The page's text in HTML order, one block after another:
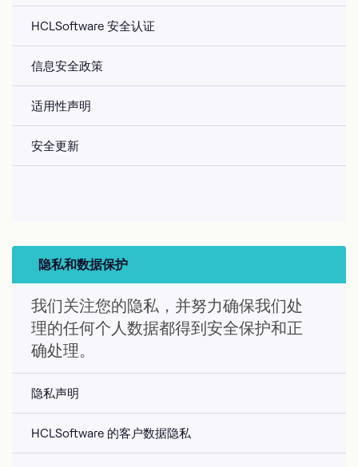
HCLSoftware 安全认证
信息安全政策
适用性声明
安全更新
隐私和数据保护
我们关注您的隐私，并努力确保我们处
理的任何个人数据都得到安全保护和正
确处理。
隐私声明
HCLSoftware 的客户数据隐私